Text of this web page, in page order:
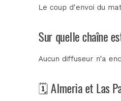
Le coup d'envoi du
Sur quelle chaîne
Aucun diffuseur n’a
🗓️ Almeria et Las